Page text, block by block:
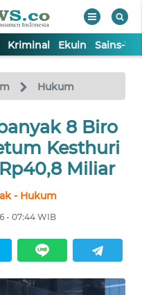
Kriminal Ekuin Sains-
Hukum
8 Biro
Kesthuri
Miliar
- Hukum
- 07:44 WIB